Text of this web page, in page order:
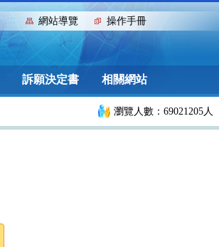
::: 網站導覽 操作手冊
訴願決定書 相關網站
瀏覽人數：69021205人